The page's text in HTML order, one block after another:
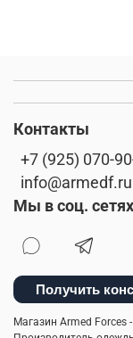
Контакты
+7 (925) 070-
info@armedf.ru
Мы в соц. сетях
Получить
Магазин Armed Forces